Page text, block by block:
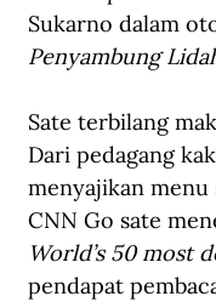
Sukarno dalam
Penyambung
Sate terbilang
Dari pedagang
menyajikan menu
CNN Go sate
World’s 50 most
pendapat